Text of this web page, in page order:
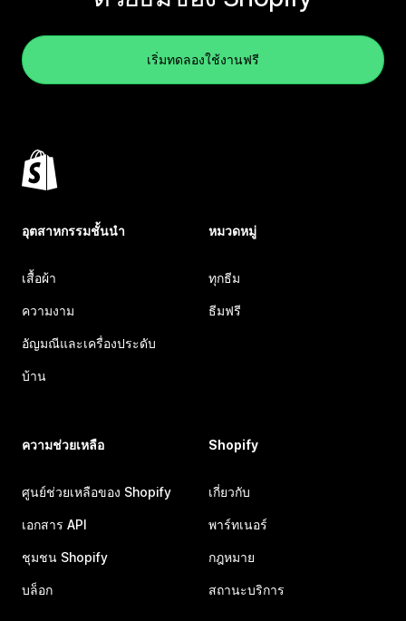
เริ่มทดลองใช้งานฟรี
อุตสาหกรรมชั้นนำ
เสื้อผ้า
ความงาม
อัญมณีและเครื่องประดับ
บ้าน
หมวดหมู่
ทุกธีม
ธีมฟรี
ความช่วยเหลือ
ศูนย์ช่วยเหลือของ Shopify
เอกสาร API
ชุมชน Shopify
บล็อก
Shopify
เกี่ยวกับ
พาร์ทเนอร์
กฎหมาย
สถานะบริการ